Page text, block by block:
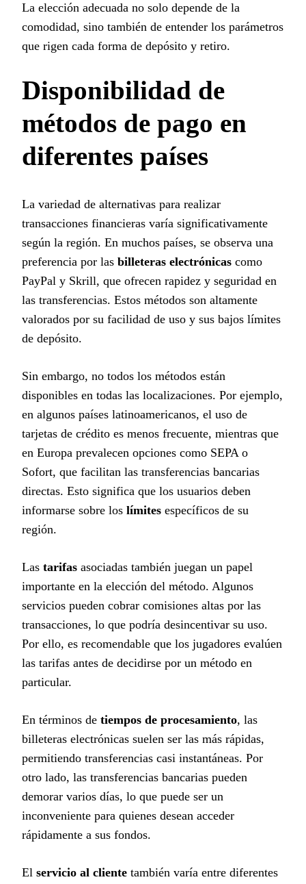
La elección adecuada no solo depende de la
comodidad, sino también de entender los parámetros
que rigen cada forma de depósito y retiro.
Disponibilidad de
métodos de pago en
diferentes países
La variedad de alternativas para realizar
transacciones financieras varía significativamente
según la región. En muchos países, se observa una
preferencia por las billeteras electrónicas como
PayPal y Skrill, que ofrecen rapidez y seguridad en
las transferencias. Estos métodos son altamente
valorados por su facilidad de uso y sus bajos límites
de depósito.
Sin embargo, no todos los métodos están
disponibles en todas las localizaciones. Por ejemplo,
en algunos países latinoamericanos, el uso de
tarjetas de crédito es menos frecuente, mientras que
en Europa prevalecen opciones como SEPA o
Sofort, que facilitan las transferencias bancarias
directas. Esto significa que los usuarios deben
informarse sobre los límites específicos de su
región.
Las tarifas asociadas también juegan un papel
importante en la elección del método. Algunos
servicios pueden cobrar comisiones altas por las
transacciones, lo que podría desincentivar su uso.
Por ello, es recomendable que los jugadores evalúen
las tarifas antes de decidirse por un método en
particular.
En términos de tiempos de procesamiento, las
billeteras electrónicas suelen ser las más rápidas,
permitiendo transferencias casi instantáneas. Por
otro lado, las transferencias bancarias pueden
demorar varios días, lo que puede ser un
inconveniente para quienes desean acceder
rápidamente a sus fondos.
El servicio al cliente también varía entre diferentes